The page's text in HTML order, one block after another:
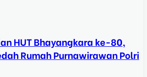
HUT Bhayangkara ke-80,
Rumah Purnawirawan Polri